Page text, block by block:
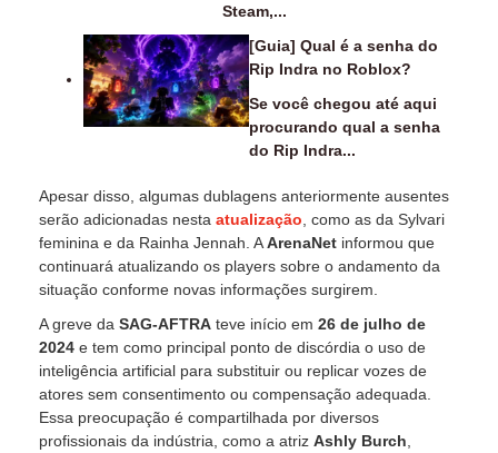
Steam,...
[Guia] Qual é a senha do
Rip Indra no Roblox?
Se você chegou até aqui
procurando qual a senha
do Rip Indra...
Apesar disso, algumas dublagens anteriormente ausentes
serão adicionadas nesta atualização , como as da Sylvari
feminina e da Rainha Jennah. AArenaNet informou que
continuará atualizando os players sobre o andamento da
situação conforme novas informações surgirem.
A greve da SAG-AFTRA teve início em 26 de julho de
2024 e tem como principal ponto de discórdia o uso de
inteligência artificial para substituir ou replicar vozes de
atores sem consentimento ou compensação adequada.
Essa preocupação é compartilhada por diversos
profissionais da indústria, como a atriz Ashly Burch